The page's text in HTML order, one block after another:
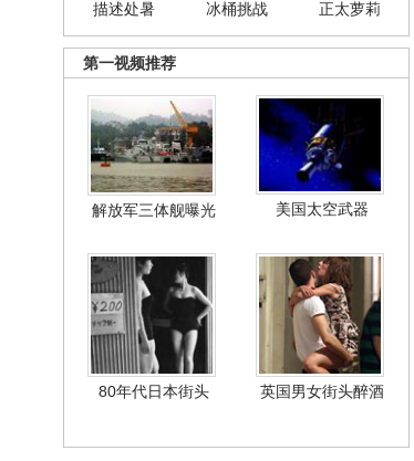
描述处暑
冰桶挑战
正太萝莉
第一视频推荐
解放军三体舰曝光 美国太空武器
80年代日本街头 英国男女街头醉酒